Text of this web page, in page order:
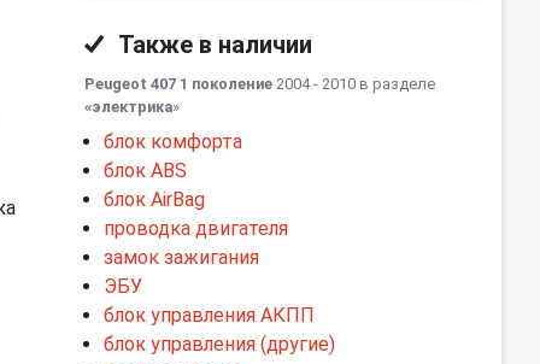
Также в наличии
Peugeot 407 1 поколение 2004 - 2010 в разделе
«электрика»
блок комфорта
блок ABS
блок AirBag
проводка двигателя
замок зажигания
ЭБУ
блок управления АКПП
блок управления (другие)